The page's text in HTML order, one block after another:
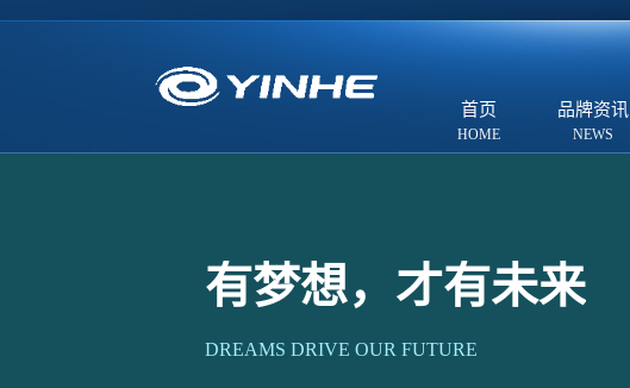
首页 品牌资讯
有梦想，才有未来
DREAMS DRIVE OUR FUTURE